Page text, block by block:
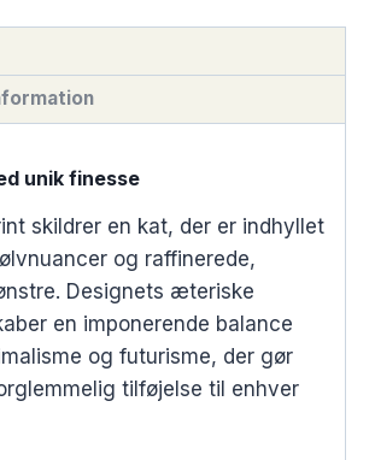
unik finesse
skildrer en kat, der er indhyllet
og raffinerede,
Designets æteriske
en imponerende balance
og futurisme, der gør
tilføjelse til enhver